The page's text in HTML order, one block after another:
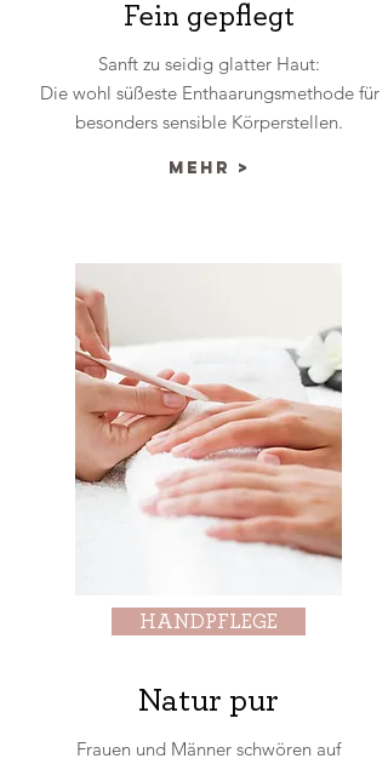
Fein gepflegt
Sanft zu seidig glatter Haut:
Die wohl süßeste Enthaarungsmethode für
besonders sensible Körperstellen.
mehr >
HANDPFLEGE
Natur pur
Frauen und Männer schwören auf